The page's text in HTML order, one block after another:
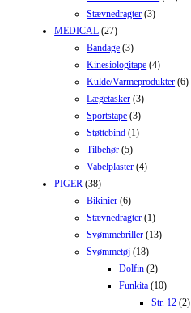
Stævnedragter (3)
MEDICAL (27)
Bandage (3)
Kinesiologitape (4)
Kulde/Varmeprodukter (6)
Lægetasker (3)
Sportstape (3)
Støttebind (1)
Tilbehør (5)
Vabelplaster (4)
PIGER (38)
Bikinier (6)
Stævnedragter (1)
Svømmebriller (13)
Svømmetøj (18)
Dolfin (2)
Funkita (10)
Str. 12 (2)